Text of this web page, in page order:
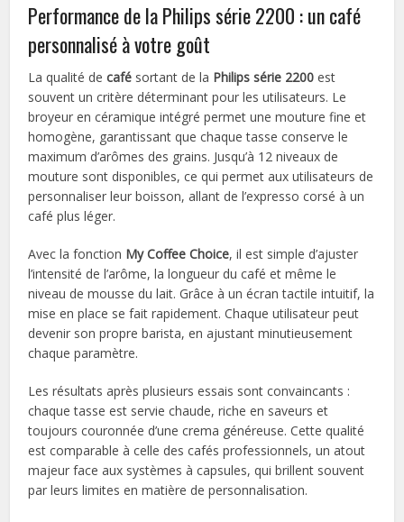
Performance de la Philips série 2200 : un café
personnalisé à votre goût
La qualité decafé sortant de la Philips série 2200 est
souvent un critère déterminant pour les utilisateurs. Le
broyeur en céramique intégré permet une mouture fine et
homogène, garantissant que chaque tasse conserve le
maximum d’arômes des grains. Jusqu’à 12 niveaux de
mouture sont disponibles, ce qui permet aux utilisateurs de
personnaliser leur boisson, allant de l’expresso corsé à un
café plus léger.
Avec la fonction My Coffee Choice, il est simple d’ajuster
l’intensité de l’arôme, la longueur du café et même le
niveau de mousse du lait. Grâce à un écran tactile intuitif, la
mise en place se fait rapidement. Chaque utilisateur peut
devenir son propre barista, en ajustant minutieusement
chaque paramètre.
Les résultats après plusieurs essais sont convaincants :
chaque tasse est servie chaude, riche en saveurs et
toujours couronnée d’une crema généreuse. Cette qualité
est comparable à celle des cafés professionnels, un atout
majeur face aux systèmes à capsules, qui brillent souvent
par leurs limites en matière de personnalisation.